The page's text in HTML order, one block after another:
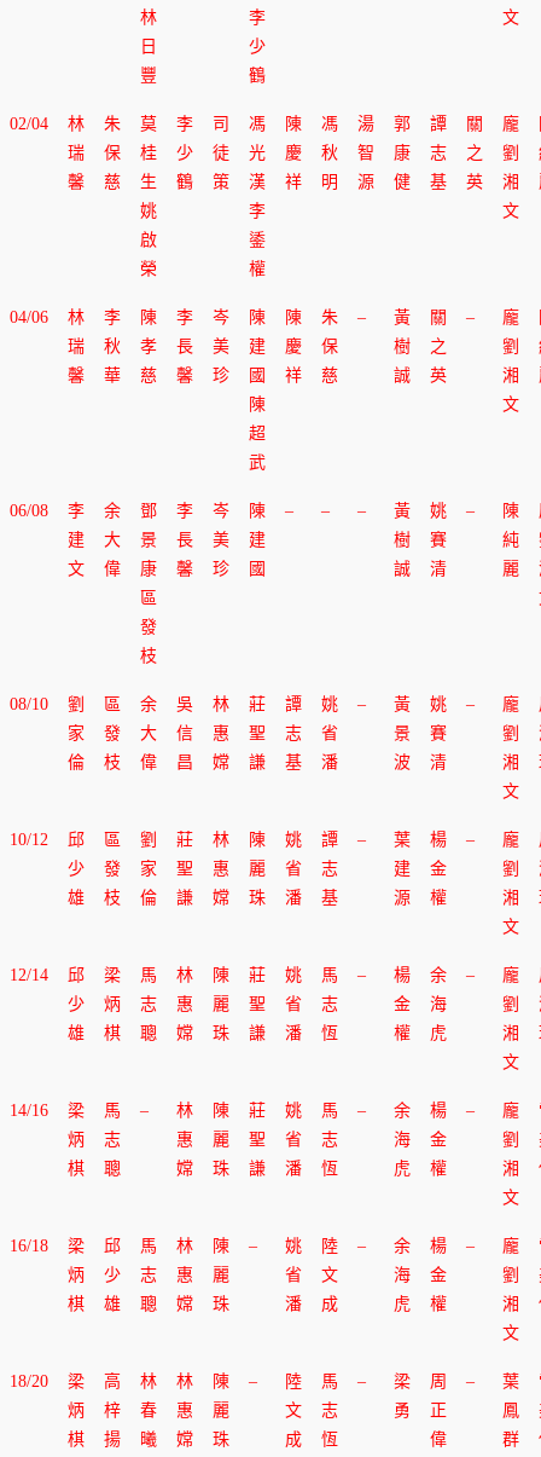
林
日
豐
李
少
鶴
文
02/04
林
瑞
馨
朱
保
慈
莫
桂
生
姚
啟
榮
李
少
鶴
司
徒
策
馮
光
漢
李
鋈
權
陳
慶
祥
馮
秋
明
湯
智
源
郭
康
健
譚
志
基
關
之
英
龐
劉
湘
文
04/06
林
瑞
馨
李
秋
華
陳
孝
慈
李
長
馨
岑
美
珍
陳
建
國
陳
超
武
陳
慶
祥
朱
保
慈
–
黃
樹
誠
關
之
英
–
龐
劉
湘
文
06/08
李
建
文
余
大
偉
鄧
景
康
區
發
枝
李
長
馨
岑
美
珍
陳
建
國
– – –
黃
樹
誠
姚
賽
清
–
陳
純
麗
08/10
劉
家
倫
區
發
枝
余
大
偉
吳
信
昌
林
惠
嫦
莊
聖
謙
譚
志
基
姚
省
潘
–
黃
景
波
姚
賽
清
–
龐
劉
湘
文
10/12
邱
少
雄
區
發
枝
劉
家
倫
莊
聖
謙
林
惠
嫦
陳
麗
珠
姚
省
潘
譚
志
基
–
葉
建
源
楊
金
權
–
龐
劉
湘
文
12/14
邱
少
雄
梁
炳
棋
馬
志
聰
林
惠
嫦
陳
麗
珠
莊
聖
謙
姚
省
潘
馬
志
恆
–
楊
金
權
余
海
虎
–
龐
劉
湘
文
14/16
梁
炳
棋
馬
志
聰
–
林
惠
嫦
陳
麗
珠
莊
聖
謙
姚
省
潘
馬
志
恆
–
余
海
虎
楊
金
權
–
龐
劉
湘
文
16/18
梁
炳
棋
邱
少
雄
馬
志
聰
林
惠
嫦
陳
麗
珠
–
姚
省
潘
陸
文
成
–
余
海
虎
楊
金
權
–
龐
劉
湘
文
18/20
梁
炳
棋
高
梓
揚
林
春
曦
林
惠
嫦
陳
麗
珠
–
陸
文
成
馬
志
恆
–
梁
勇
周
正
偉
–
葉
鳳
群